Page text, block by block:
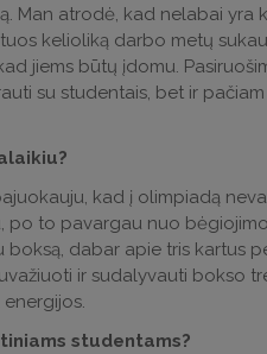
Man atrodė, kad nelabai
kelioliką darbo metų
jiems būtų įdomu.
su studentais, bet ir
kad į olimpiadą
po to pavargau nuo
dabar apie tris kartus
ir sudalyvauti bokso
studentams?